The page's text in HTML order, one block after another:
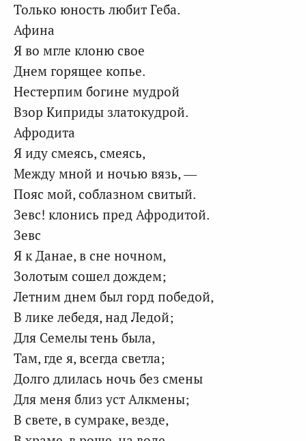
Только юность любит Геба.
Афина
Я во мгле клоню свое
Днем горящее копье.
Нестерпим богине мудрой
Взор Киприды златокудрой.
Афродита
Я иду смеясь, смеясь,
Между мной и ночью вязь, —
Пояс мой, соблазном свитый.
Зевс! клонись пред Афродитой.
Зевс
Я к Данае, в сне ночном,
Золотым сошел дождем;
Летним днем был горд победой,
В лике лебедя, над Ледой;
Для Семелы тень была,
Там, где я, всегда светла;
Долго длилась ночь без смены
Для меня близ уст Алкмены;
В свете, в сумраке, везде,